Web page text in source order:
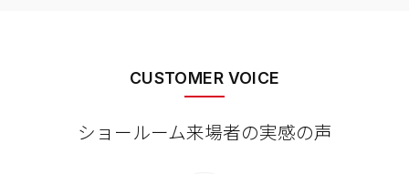
CUSTOMER VOICE
ショールーム来場者の実感の声